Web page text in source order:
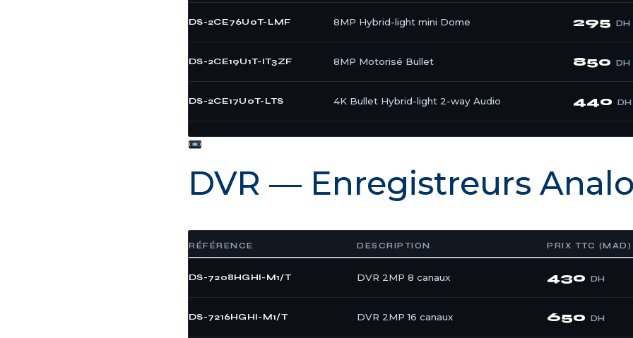
DS-2CE76U0T-LMF 8MP Hybrid-light mini Dome 295 DH
DS-2CE19U1T-IT3ZF 8MP Motorisé Bullet 850 DH
DS-2CE17U0T-LTS 4K Bullet Hybrid-light 2-way Audio 440 DH
DVR — Enregistreurs
RÉFÉRENCE DESCRIPTION PRIX TTC (MAD)
DS-7208HGHI-M1/T DVR 2MP 8 canaux 430 DH
DS-7216HGHI-M1/T DVR 2MP 16 canaux 650 DH